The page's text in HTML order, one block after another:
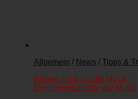
Allgemein / News / Tipps &
Wissen rund um die Musik –
Der Universalcode der Musik